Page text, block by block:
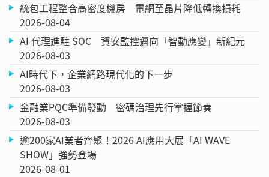
統包工程整合高密度機房 電網至晶片降低轉換損耗
2026-08-04
AI 代理進駐 SOC 資安監控邁向「智動應變」新紀元
2026-08-03
AI時代下，企業網路現代化的下一步
2026-08-03
金融業PQC準備發動 密碼治理先行掌握節奏
2026-08-03
逾200家AI業者齊聚！2026 AI應用大展「AI WAVE
SHOW」強勢登場
2026-08-01